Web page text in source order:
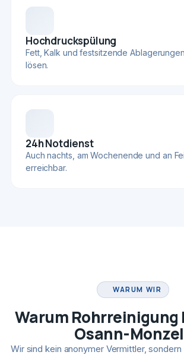
Hochdruckspülung
Fett, Kalk und festsitzende
lösen.
24h Notdienst
Auch nachts, am Wochenende und an
erreichbar.
WARUM WIR
Warum Rohrreinigung
Osann-
Wir sind kein anonymer Vermittler,